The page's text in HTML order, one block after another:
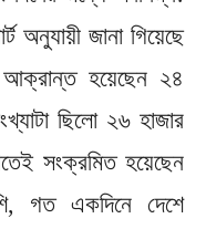
অনুযায়ী জানা গিয়েছে
হয়েছেন ২৪
ছিলো ২৬ হাজার
সংক্রমিত হয়েছেন
গত একদিনে দেশে